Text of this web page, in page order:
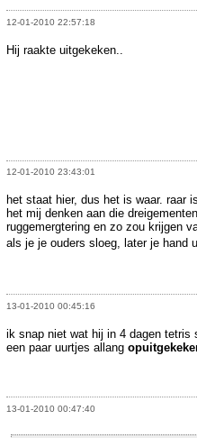
12-01-2010 22:57:18
Hij raakte uitgekeken..
12-01-2010 23:43:01
het staat hier, dus het is waar. raar
het mij denken aan die
ruggemergtering en zo zou krijgen
als je je ouders sloeg, later je hand
13-01-2010 00:45:16
ik snap niet wat hij in 4 dagen tetris
een paar uurtjes allang
13-01-2010 00:47:40